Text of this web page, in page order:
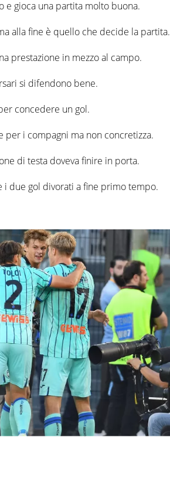
e gioca una partita molto buona.
alla fine è quello che decide la partita.
prestazione in mezzo al campo.
si difendono bene.
concedere un gol.
i compagni ma non concretizza.
di testa doveva finire in porta.
i due gol divorati a fine primo tempo.